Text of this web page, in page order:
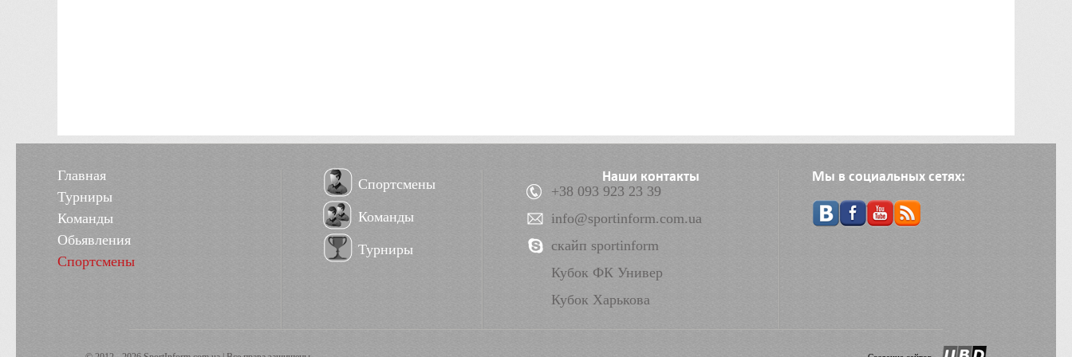
Главная
Турниры
Команды
Обьявления
Спортсмены
Спортсмены
Команды
Турниры
Наши контакты
+38 093 923 23 39
info@sportinform.com.ua
скайп sportinform
Кубок ФК Универ
Кубок Харькова
Мы в социальных сетях: